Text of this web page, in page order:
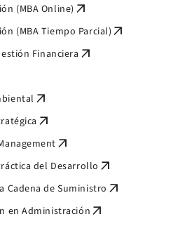
(MBA Online) arrow_outward
(MBA Tiempo Parcial) arrow_outward
Financiera arrow_outward
arrow_outward
arrow_outward
arrow_outward
del Desarrollo arrow_outward
Cadena de Suministro arrow_outward
en Administración arrow_outward